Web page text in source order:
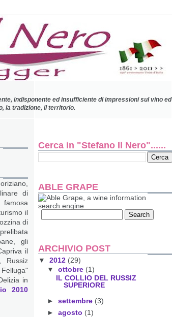
indisponente ed insufficiente di impressioni sul vino ed
la tradizione, il territorio.
di
il
di
gli
il
Russiz
in
2010
Cerca in "Stefano Il Nero"......
ABLE GRAPE
ARCHIVIO POST
▼ 2012 (29)
▼ ottobre (1)
IL COLLIO DEL RUSSIZ
SUPERIORE
► settembre (3)
► agosto (1)